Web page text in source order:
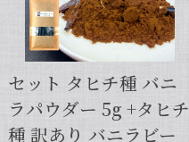
セット タヒチ種 バニ
ラパウダー 5g +タヒチ
種 訳あり バニラビー